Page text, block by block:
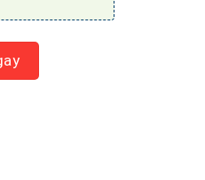
Y Tế Gia Đình số lượng